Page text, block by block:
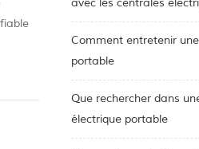
avec les centrales
Comment entretenir
portable
Que rechercher dans
électrique portable